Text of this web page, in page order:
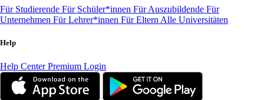
Für Studierende Für Schüler*innen Für Auszubildende Für
Unternehmen Für Lehrer*innen Für Eltern Alle Universitäten
Help
Help CenterPremium Login